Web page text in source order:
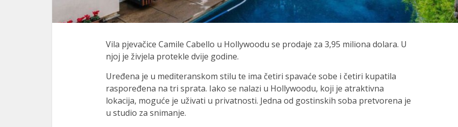
Vila pjevačice Camile Cabello u Hollywoodu se prodaje za 3,95 miliona dolara. U
njoj je živjela protekle dvije godine.
Uređena je u mediteranskom stilu te ima četiri spavaće sobe i četiri kupatila
raspoređena na tri sprata. Iako se nalazi u Hollywoodu, koji je atraktivna
lokacija, moguće je uživati u privatnosti. Jedna od gostinskih soba pretvorena je
u studio za snimanje.